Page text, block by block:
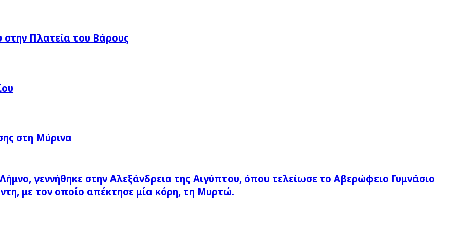
Πλατεία του Βάρους
στη Μύρινα
γεννήθηκε στην Αλεξάνδρεια της Αιγύπτου, όπου τελείωσε το Αβερώφειο Γυμνάσιο
με τον οποίο απέκτησε μία κόρη, τη Μυρτώ.